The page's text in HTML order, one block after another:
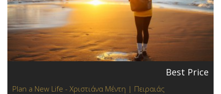
Best Price
Plan a New Life - Χριστιάνα Μέντη | Πειραιάς